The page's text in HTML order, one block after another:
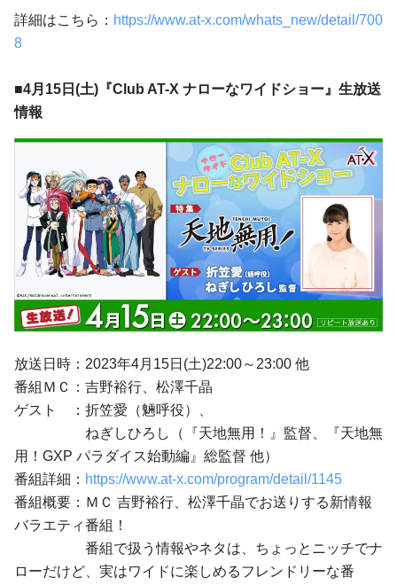
詳細はこちら： https://www.at-x.com/whats_new/detail/700
8
■4月15日(土)『Club AT-X ナローなワイドショー』生放送
情報
放送日時：2023年4月15日(土)22:00～23:00 他
番組ＭＣ：吉野裕行、松澤千晶
ゲスト ：折笠愛（魎呼役）、
ねぎしひろし（『天地無用！』監督、『天地無
用！GXP パラダイス始動編』総監督 他）
番組詳細： https://www.at-x.com/program/detail/1145
番組概要：ＭＣ 吉野裕行、松澤千晶でお送りする新情報
バラエティ番組！
番組で扱う情報やネタは、ちょっとニッチでナ
ローだけど、実はワイドに楽しめるフレンドリーな番